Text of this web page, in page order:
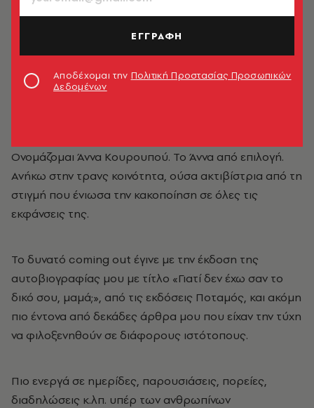
Ονομάζομαι Άννα Κουρουπού. Το Άννα από επιλογή.
Ανήκω στην τρανς κοινότητα, ούσα ακτιβίστρια από τη
στιγμή που ένιωσα την κακοποίηση σε όλες τις
εκφάνσεις της.
Το δυνατό coming out έγινε με την έκδοση της
αυτοβιογραφίας μου με τίτλο «Γιατί δεν έχω σαν το
δικό σου, μαμά;», από τις εκδόσεις Ποταμός, και ακόμη
πιο έντονα από δεκάδες άρθρα μου που είχαν την τύχη
να φιλοξενηθούν σε διάφορους ιστότοπους.
Πιο ενεργά σε ημερίδες, παρουσιάσεις, πορείες,
διαδηλώσεις κ.λπ. υπέρ των ανθρωπίνων
ΕΓΓΡΑΦΗ
Αποδέχομαι την Πολιτική Προστασίας Προσωπικών
Δεδομένων